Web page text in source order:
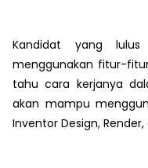
Kandidat yang
menggunakan fitur-
tahu cara kerjanya
akan mampu
Inventor Design,